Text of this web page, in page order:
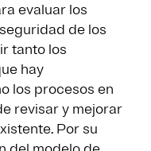
evaluar los
de los
tanto los
hay
los procesos en
revisar y mejorar
Por su